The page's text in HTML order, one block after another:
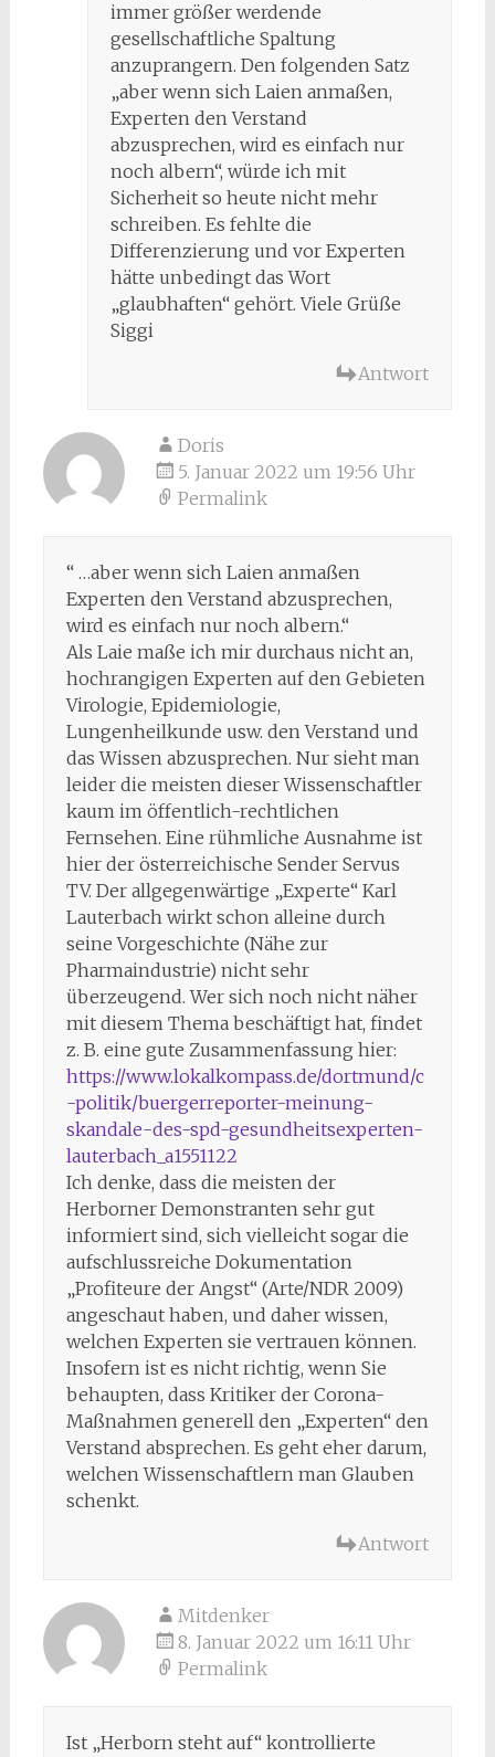
immer größer werdende
gesellschaftliche Spaltung
anzuprangern. Den folgenden Satz
„aber wenn sich Laien anmaßen,
Experten den Verstand
abzusprechen, wird es einfach nur
noch albern“, würde ich mit
Sicherheit so heute nicht mehr
schreiben. Es fehlte die
Differenzierung und vor Experten
hätte unbedingt das Wort
„glaubhaften“ gehört. Viele Grüße
Siggi
Antwort
Doris
5. Januar 2022 um 19:56 Uhr
Permalink
“ …aber wenn sich Laien anmaßen
Experten den Verstand abzusprechen,
wird es einfach nur noch albern.“
Als Laie maße ich mir durchaus nicht an,
hochrangigen Experten auf den Gebieten
Virologie, Epidemiologie,
Lungenheilkunde usw. den Verstand und
das Wissen abzusprechen. Nur sieht man
leider die meisten dieser Wissenschaftler
kaum im öffentlich-rechtlichen
Fernsehen. Eine rühmliche Ausnahme ist
hier der österreichische Sender Servus
TV. Der allgegenwärtige „Experte“ Karl
Lauterbach wirkt schon alleine durch
seine Vorgeschichte (Nähe zur
Pharmaindustrie) nicht sehr
überzeugend. Wer sich noch nicht näher
mit diesem Thema beschäftigt hat, findet
z. B. eine gute Zusammenfassung hier:
https://www.lokalkompass.de/dortmund/c
-politik/buergerreporter-meinung-
skandale-des-spd-gesundheitsexperten-
lauterbach_a1551122
Ich denke, dass die meisten der
Herborner Demonstranten sehr gut
informiert sind, sich vielleicht sogar die
aufschlussreiche Dokumentation
„Profiteure der Angst“ (Arte/NDR 2009)
angeschaut haben, und daher wissen,
welchen Experten sie vertrauen können.
Insofern ist es nicht richtig, wenn Sie
behaupten, dass Kritiker der Corona-
Maßnahmen generell den „Experten“ den
Verstand absprechen. Es geht eher darum,
welchen Wissenschaftlern man Glauben
schenkt.
Antwort
Mitdenker
8. Januar 2022 um 16:11 Uhr
Permalink
Ist „Herborn steht auf“ kontrollierte